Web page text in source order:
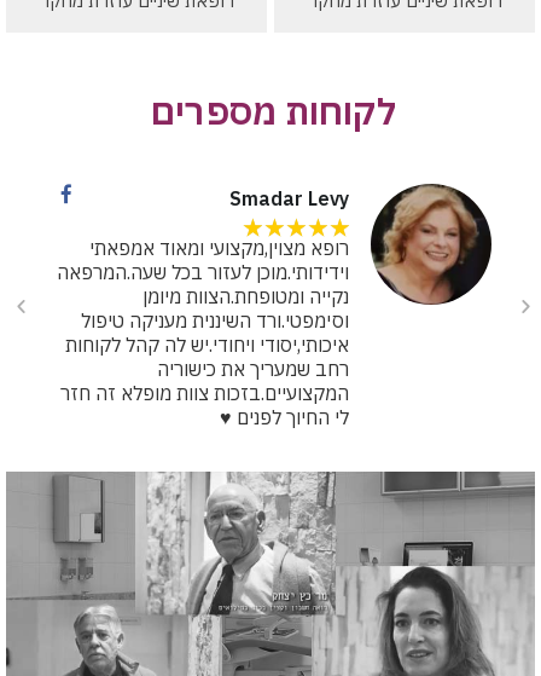
לקוחות מספרים
Smadar Levy
★
★
★
★
★
רופא מצוין,מקצועי ומאוד אמפאתי
וידידותי.מוכן לעזור בכל שעה.המרפאה
נקייה ומטופחת.הצוות מיומן
וסימפטי.ורד השיננית מעניקה טיפול
איכותי,יסודי ויחודי.יש לה קהל לקוחות
רחב שמעריך את כישוריה
המקצועיים.בזכות צוות מופלא זה חזר
לי החיוך לפנים ♥